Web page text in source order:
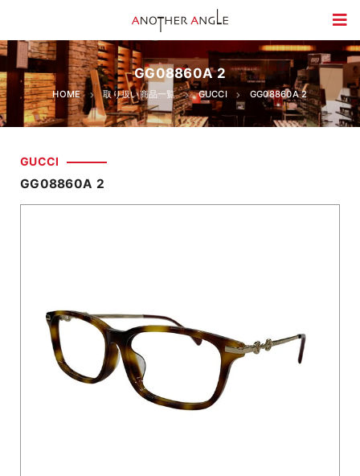
GG08860A 2
HOME 取り扱い商品一覧 GUCCI GG08860A 2
GUCCI
GG08860A 2